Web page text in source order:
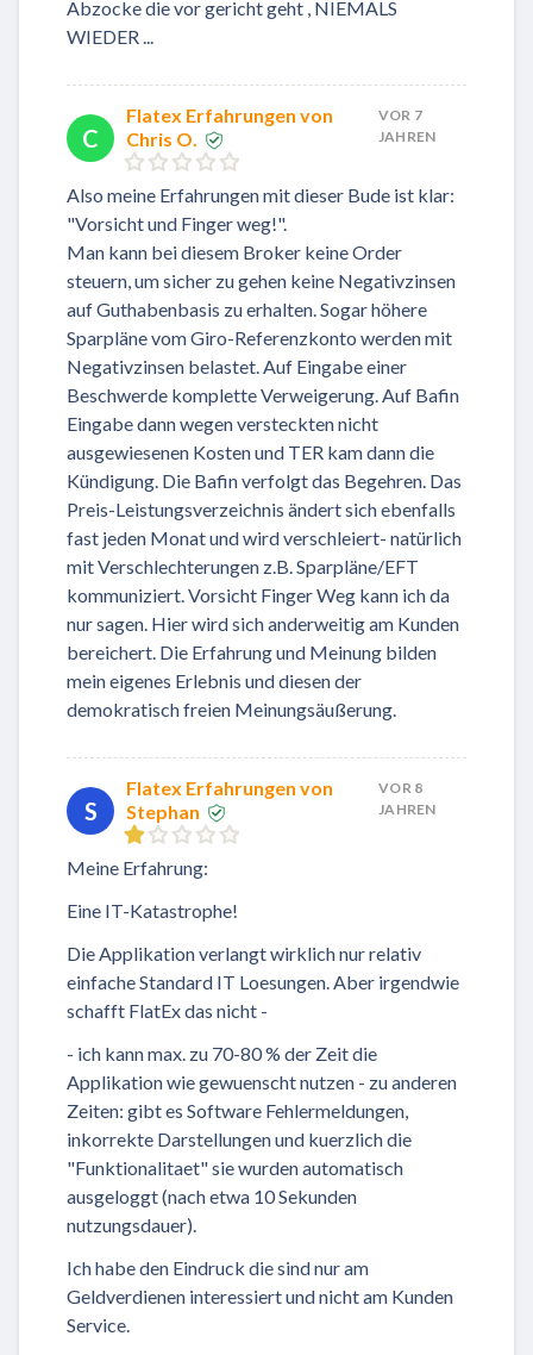
Abzocke die vor gericht geht , NIEMALS
WIEDER ...
C
Flatex Erfahrungen von
Chris O.
VOR 7
JAHREN
Also meine Erfahrungen mit dieser Bude ist klar:
"Vorsicht und Finger weg!".
Man kann bei diesem Broker keine Order
steuern, um sicher zu gehen keine Negativzinsen
auf Guthabenbasis zu erhalten. Sogar höhere
Sparpläne vom Giro-Referenzkonto werden mit
Negativzinsen belastet. Auf Eingabe einer
Beschwerde komplette Verweigerung. Auf Bafin
Eingabe dann wegen versteckten nicht
ausgewiesenen Kosten und TER kam dann die
Kündigung. Die Bafin verfolgt das Begehren. Das
Preis-Leistungsverzeichnis ändert sich ebenfalls
fast jeden Monat und wird verschleiert- natürlich
mit Verschlechterungen z.B. Sparpläne/EFT
kommuniziert. Vorsicht Finger Weg kann ich da
nur sagen. Hier wird sich anderweitig am Kunden
bereichert. Die Erfahrung und Meinung bilden
mein eigenes Erlebnis und diesen der
demokratisch freien Meinungsäußerung.
S
Flatex Erfahrungen von
Stephan
VOR 8
JAHREN
Meine Erfahrung:
Eine IT-Katastrophe!
Die Applikation verlangt wirklich nur relativ
einfache Standard IT Loesungen. Aber irgendwie
schafft FlatEx das nicht -
- ich kann max. zu 70-80 % der Zeit die
Applikation wie gewuenscht nutzen - zu anderen
Zeiten: gibt es Software Fehlermeldungen,
inkorrekte Darstellungen und kuerzlich die
"Funktionalitaet" sie wurden automatisch
ausgeloggt (nach etwa 10 Sekunden
nutzungsdauer).
Ich habe den Eindruck die sind nur am
Geldverdienen interessiert und nicht am Kunden
Service.